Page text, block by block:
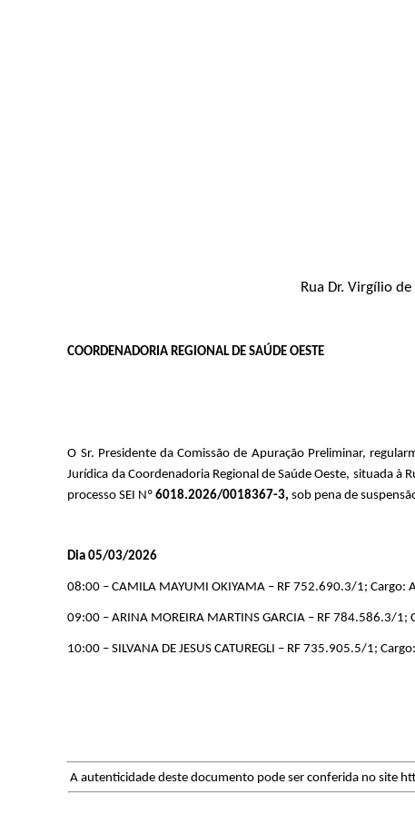
Rua Dr. Virgílio
COORDENADORIA REGIONAL DE SAÚDE OESTE
O Sr. Presidente da Comissão de Apuração Preliminar,
Jurídica da Coordenadoria Regional de Saúde Oeste, situada à
processo SEI Nº6018.2026/0018367-3,sob pena de
Dia 05/03/2026
08:00 – CAMILA MAYUMI OKIYAMA – RF 752.690.3/1; Cargo:
09:00 – ARINA MOREIRA MARTINS GARCIA – RF 784.586.3/
10:00 – SILVANA DE JESUS CATUREGLI – RF 735.905.5/1;
A autenticidade deste documento pode ser conferida no site